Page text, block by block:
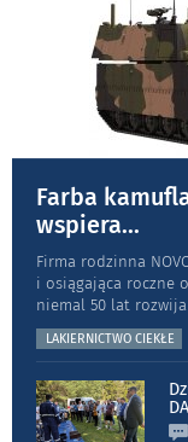
Farba
wspiera...
Firma rodzinna
i osiągająca roczne
niemal 50 lat
LAKIERNICTWO CIEKŁE